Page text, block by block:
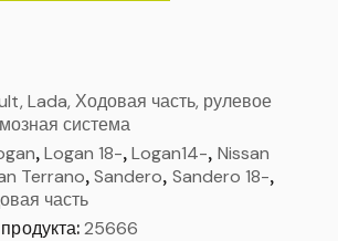
Lada, Ходовая часть, рулевое
система
,Logan 18-,Logan14-, Nissan
Terrano,Sandero, Sandero 18-,
часть
25666